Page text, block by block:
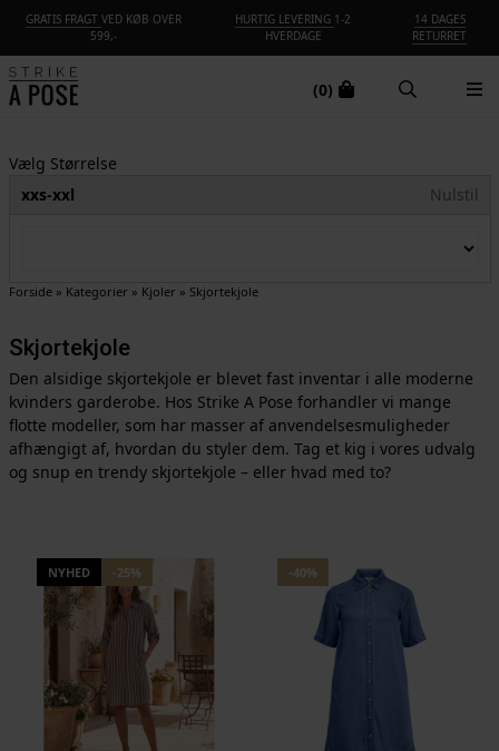
GRATIS FRAGT VED KØB OVER
599,-
HURTIG LEVERING 1-2
HVERDAGE
14 DAGES
RETURRET
(0)
Vælg Størrelse
xxs-xxl
Nulstil
Forside» Kategorier » Kjoler » Skjortekjole
Skjortekjole
Den alsidige skjortekjole er blevet fast inventar i alle moderne
kvinders garderobe. Hos Strike A Pose forhandler vi mange
flotte modeller, som har masser af anvendelsesmuligheder
afhængigt af, hvordan du styler dem. Tag et kig i vores udvalg
og snup en trendy skjortekjole – eller hvad med to?
NYHED -25% -40%